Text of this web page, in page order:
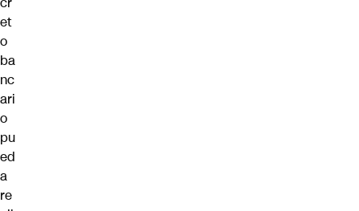
et
o
ba
nc
ari
o
pu
ed
a
re